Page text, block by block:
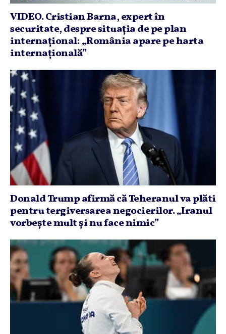
VIDEO. Cristian Barna, expert în
securitate, despre situaţia de pe plan
internaţional: „România apare pe harta
internaţională”
Donald Trump afirmă că Teheranul va plăti
pentru tergiversarea negocierilor. „Iranul
vorbeşte mult şi nu face nimic”